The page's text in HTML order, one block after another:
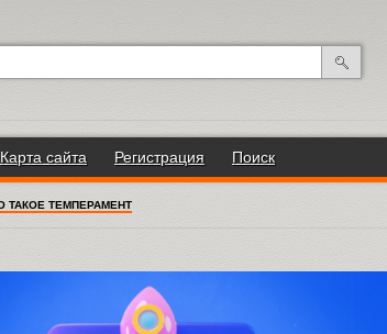
Карта сайта Регистрация Поиск
ТАКОЕ ТЕМПЕРАМЕНТ